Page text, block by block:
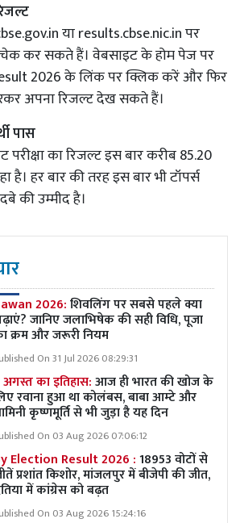
याresults.cbse.nic.inपर
कर सकते हैं। वेबसाइट के होम पेज पर
2026 के लिंक पर क्लिक करें और फिर
अपना रिजल्ट देख सकते हैं।
पास
परीक्षा का रिजल्ट इस बार करीब 85.20
हर बार की तरह इस बार भी टॉपर्स
की उम्मीद है।
2026:शिवलिंग पर सबसे पहले क्या
जानिए जलाभिषेक की सही विधि, पूजा
क्रम और जरूरी नियम
On 31 Jul 2026 08:29:31
का इतिहास:आज ही भारत की खोज के
रवाना हुआ था कोलंबस, बाबा आम्टे और
कृष्णमूर्ति से भी जुड़ा है यह दिन
On 03 Aug 2026 07:06:12
Election Result 2026 :18953 वोटों से
प्रशांत किशोर, मांजलपुर में बीजेपी की जीत,
में कांग्रेस को बढ़त
On 03 Aug 2026 15:24:16